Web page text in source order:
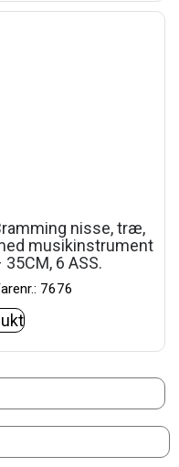
nisse, træ,
musikinstrument
35CM, 6 ASS.
7676